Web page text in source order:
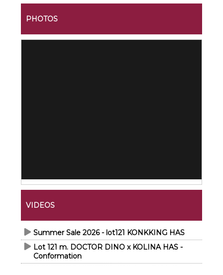
PHOTOS
VIDEOS
Summer Sale 2026 - lot121 KONKKING HAS
Lot 121 m. DOCTOR DINO x KOLINA HAS -
Conformation